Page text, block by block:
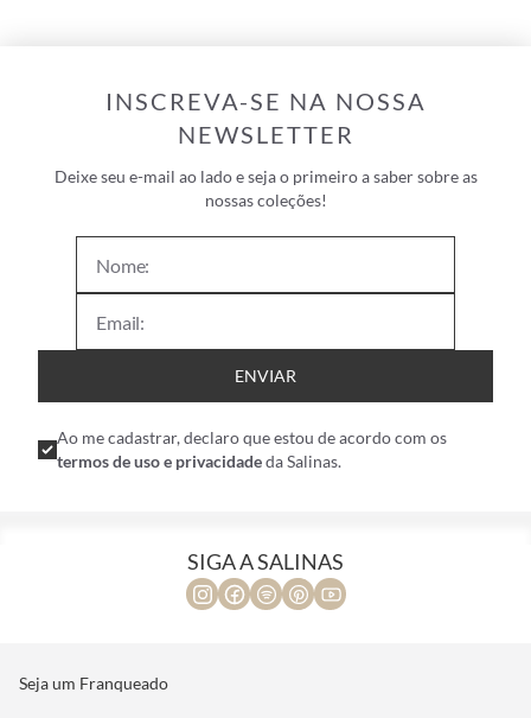
INSCREVA-SE NA NOSSA
Deixe seu e-mail ao lado e seja o primeiro a saber sobre as
ENVIAR
Ao me cadastrar, declaro que estou de acordo com os
SIGA A SALINAS